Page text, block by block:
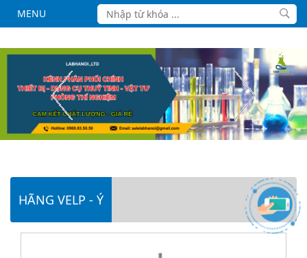
MENU
HÃNG VELP - Ý